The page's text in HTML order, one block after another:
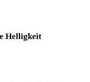
Helligkeit⁢